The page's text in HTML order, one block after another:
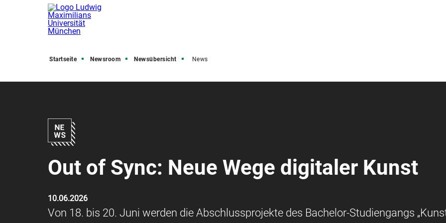
Startseite Newsroom Newsübersicht News
Out of Sync: Neue Wege digitaler Kunst
10.06.2026
Von 18. bis 20. Juni werden die Abschlussprojekte des Bachelor-Studiengangs